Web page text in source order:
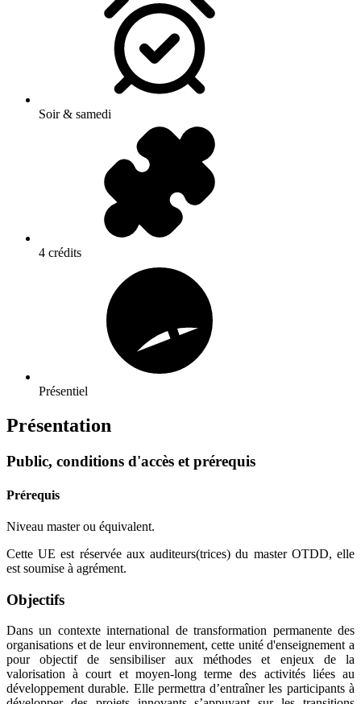
Soir & samedi
4 crédits
Présentiel
Présentation
Public, conditions d'accès et prérequis
Prérequis
Niveau master ou équivalent.
Cette UE est réservée aux auditeurs(trices) du master OTDD, elle
est soumise à agrément.
Objectifs
Dans un contexte international de transformation permanente des
organisations et de leur environnement, cette unité d'enseignement a
pour objectif de sensibiliser aux méthodes et enjeux de la
valorisation à court et moyen-long terme des activités liées au
développement durable. Elle permettra d’entraîner les participants à